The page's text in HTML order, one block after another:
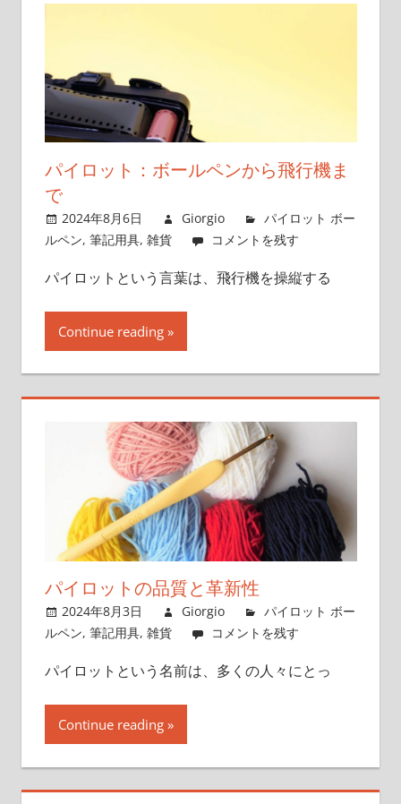
パイロット：ボールペンから飛行機ま
で
2024年8月6日 Giorgio
パイロット ボー
ルペン, 筆記用具, 雑貨 コメントを残す
パイロットという言葉は、飛行機を操縦する
Continue reading
パイロットの品質と革新性
2024年8月3日 Giorgio
パイロット ボー
ルペン, 筆記用具, 雑貨 コメントを残す
パイロットという名前は、多くの人々にとっ
Continue reading